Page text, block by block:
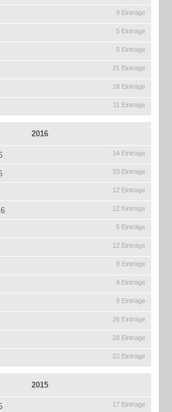
9 Einträge
5 Einträge
5 Einträge
21 Einträge
18 Einträge
11 Einträge
2016
14 Einträge
33 Einträge
12 Einträge
12 Einträge
5 Einträge
12 Einträge
8 Einträge
4 Einträge
9 Einträge
26 Einträge
28 Einträge
22 Einträge
2015
17 Einträge